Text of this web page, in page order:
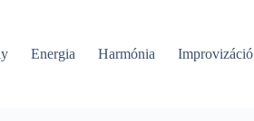
Energia Harmónia Improvizáció